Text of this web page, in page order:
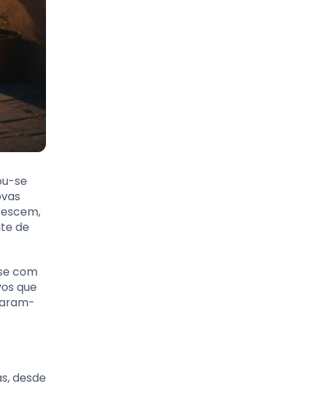
se
de
com
que
desde